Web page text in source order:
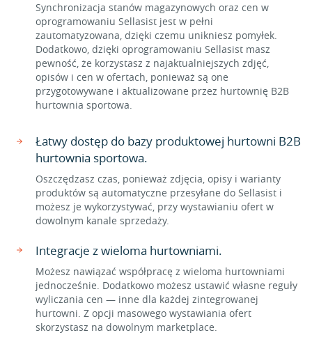
Synchronizacja stanów magazynowych oraz cen w
oprogramowaniu Sellasist jest w pełni
zautomatyzowana, dzięki czemu unikniesz pomyłek.
Dodatkowo, dzięki oprogramowaniu Sellasist masz
pewność, że korzystasz z najaktualniejszych zdjęć,
opisów i cen w ofertach, ponieważ są one
przygotowywane i aktualizowane przez hurtownię B2B
hurtownia sportowa.
Łatwy dostęp do bazy produktowej hurtowni B2B
hurtownia sportowa.
Oszczędzasz czas, ponieważ zdjęcia, opisy i warianty
produktów są automatyczne przesyłane do Sellasist i
możesz je wykorzystywać, przy wystawianiu ofert w
dowolnym kanale sprzedaży.
Integracje z wieloma hurtowniami.
Możesz nawiązać współpracę z wieloma hurtowniami
jednocześnie. Dodatkowo możesz ustawić własne reguły
wyliczania cen — inne dla każdej zintegrowanej
hurtowni. Z opcji masowego wystawiania ofert
skorzystasz na dowolnym marketplace.